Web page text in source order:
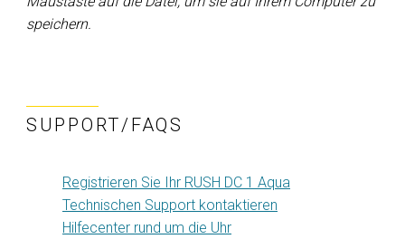
speichern.
SUPPORT/FAQS
Registrieren Sie Ihr RUSH DC 1 Aqua
Technischen Support kontaktieren
Hilfecenter rund um die Uhr